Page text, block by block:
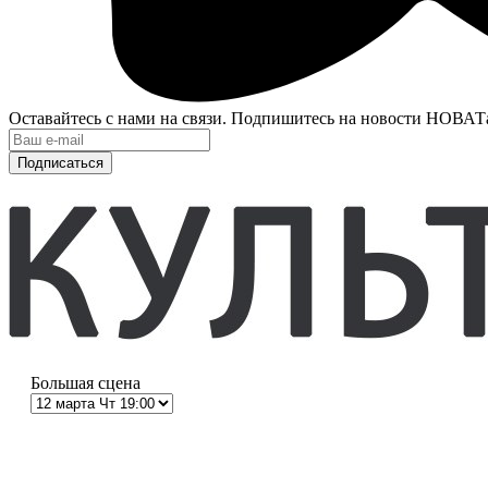
Оставайтесь с нами на связи. Подпишитесь на новости
Подписаться
Большая сцена